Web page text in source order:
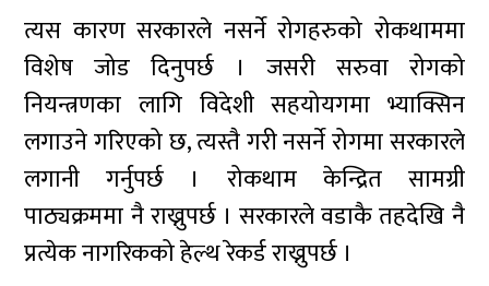
त्यस कारण सरकारले नसर्ने रोगहरुको रोकथाममा
विशेष जोड दिनुपर्छ । जसरी सरुवा रोगको
नियन्त्रणका लागि विदेशी सहयोयगमा भ्याक्सिन
लगाउने गरिएको छ, त्यस्तै गरी नसर्ने रोगमा सरकारले
लगानी गर्नुपर्छ । रोकथाम केन्द्रित सामग्री
पाठ्यक्रममा नै राख्नुपर्छ । सरकारले वडाकै तहदेखि नै
प्रत्येक नागरिकको हेल्थ रेकर्ड राख्नुपर्छ ।